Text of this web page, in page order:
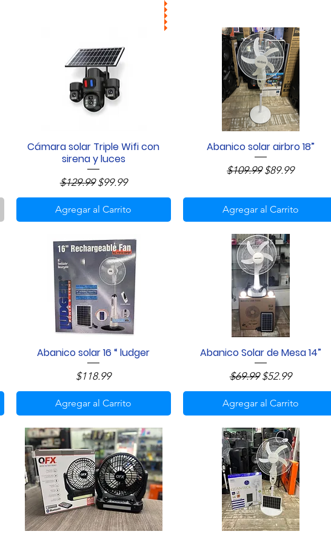
Vista rápida
Cámara solar Triple Wifi con
sirena y luces
Precio
$129.99 Precio de oferta
$99.99
Agregar al Carrito
Vista rápida
Abanico solar airbro 18”
Precio
$109.99 Precio de oferta
$89.99
Agregar al Carrito
Vista rápida
Abanico solar 16 “ ludger
Precio
$118.99
Agregar al Carrito
Vista rápida
Abanico Solar de Mesa 14”
Precio
$69.99 Precio de oferta
$52.99
Agregar al Carrito